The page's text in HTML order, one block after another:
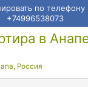
по телефону
+74996538073
в
, Россия